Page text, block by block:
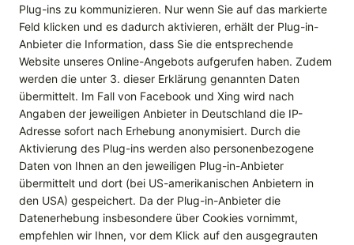
Plug-ins zu kommunizieren. Nur wenn Sie auf das markierte
Feld klicken und es dadurch aktivieren, erhält der Plug-in-
Anbieter die Information, dass Sie die entsprechende
Website unseres Online-Angebots aufgerufen haben. Zudem
werden die unter 3. dieser Erklärung genannten Daten
übermittelt. Im Fall von Facebook und Xing wird nach
Angaben der jeweiligen Anbieter in Deutschland die IP-
Adresse sofort nach Erhebung anonymisiert. Durch die
Aktivierung des Plug-ins werden also personenbezogene
Daten von Ihnen an den jeweiligen Plug-in-Anbieter
übermittelt und dort (bei US-amerikanischen Anbietern in
den USA) gespeichert. Da der Plug-in-Anbieter die
Datenerhebung insbesondere über Cookies vornimmt,
empfehlen wir Ihnen, vor dem Klick auf den ausgegrauten